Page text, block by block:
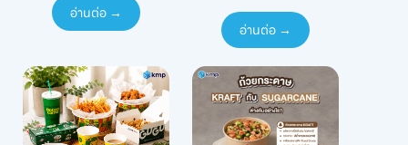
อ่านต่อ →
อ่านต่อ →